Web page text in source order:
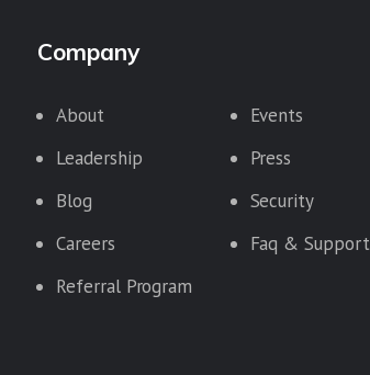
Company
About
Events
Leadership
Press
Blog
Security
Careers
Faq & Support
Referral Program